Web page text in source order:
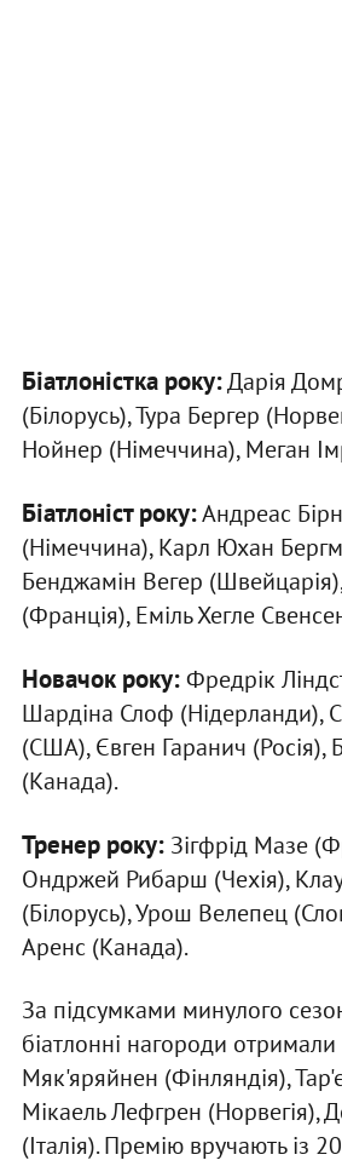
Біатлоністка року:Дарія
(Білорусь), Тура Бергер
Нойнер (Німеччина), Меган
Біатлоніст року:Андреас
(Німеччина), Карл Юхан
Бенджамін Вегер
(Франція), Еміль Хегле
Новачок року:Фредрік
Шардіна Слоф (Нідерланди),
(США), Євген Гаранич (Росія),
(Канада).
Тренер року:Зігфрід Мазе
Ондржей Рибарш (Чехія),
(Білорусь), Урош Велепец
Аренс (Канада).
За підсумками минулого
біатлонні нагороди
Мяк'яряйнен (Фінляндія),
Мікаель Лефгрен (Норвегія),
(Італія). Премію вручають із